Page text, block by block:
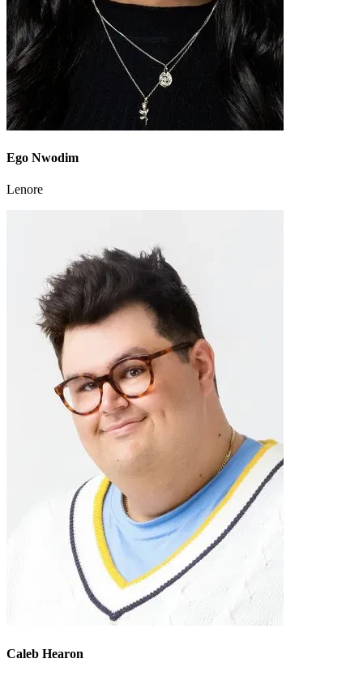
Ego Nwodim
Lenore
Caleb Hearon